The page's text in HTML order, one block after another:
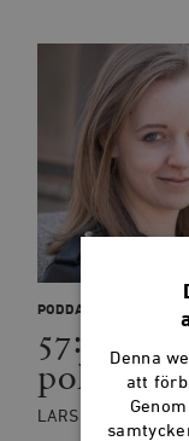
PODDAR
57: Notre
politik
LARS ANDERS
Denna
att